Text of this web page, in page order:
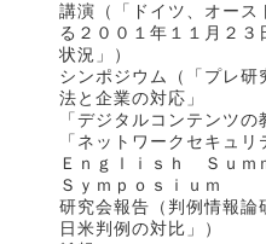
講演（「ドイツ、オース
る２００１年１１月２
状況」）
シンポジウム（「プレ研
法と企業の対応」
「デジタルコンテンツ
「ネットワークセキュ
Ｅｎｇｌｉｓｈ Ｓｕ
Ｓｙｍｐｏｓｉｕｍ
研究会報告（判例情報論
日米判例の対比」）